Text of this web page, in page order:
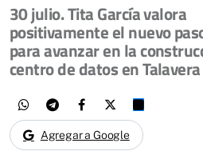
30 julio. Tita García valora
positivamente el nuevo
para avanzar en la
centro de datos en Talavera
Agregar a Google